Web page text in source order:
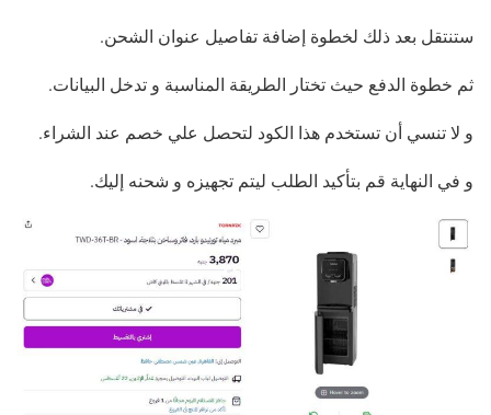
ستنتقل بعد ذلك لخطوة إضافة تفاصيل عنوان الشحن.
ثم خطوة الدفع حيث تختار الطريقة المناسبة و تدخل البيانات.
و لا تنسي أن تستخدم هذا الكود لتحصل علي خصم عند الشراء.
و في النهاية قم بتأكيد الطلب ليتم تجهيزه و شحنه إليك.